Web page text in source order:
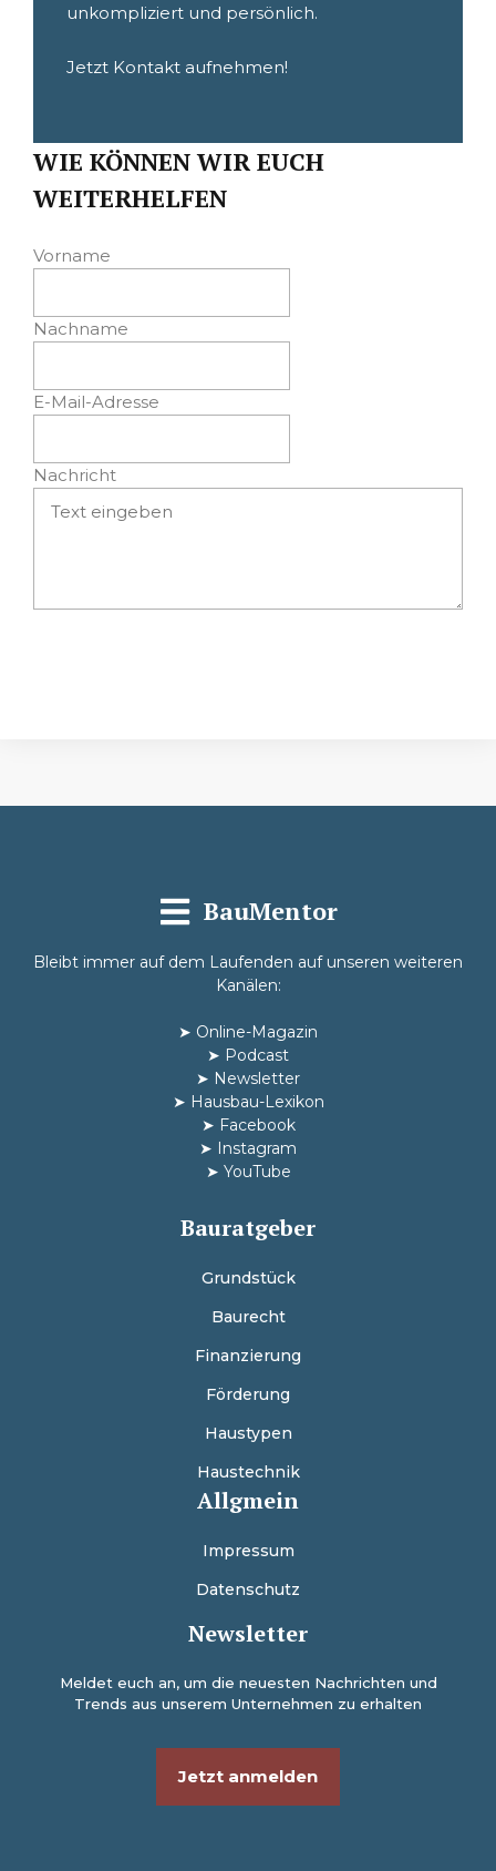
unkompliziert und persönlich.
Jetzt Kontakt aufnehmen!
WIE KÖNNEN WIR EUCH
WEITERHELFEN
Vorname
Nachname
E-Mail-Adresse
Nachricht
BauMentor
Bleibt immer auf dem Laufenden auf unseren weiteren
Kanälen:
➤ Online-Magazin
➤ Podcast
➤ Newsletter
➤ Hausbau-Lexikon
➤ Facebook
➤ Instagram
➤ YouTube
Bauratgeber
Grundstück
Baurecht
Finanzierung
Förderung
Haustypen
Haustechnik
Allgmein
Impressum
Datenschutz
Newsletter
Meldet euch an, um die neuesten Nachrichten und
Trends aus unserem Unternehmen zu erhalten
Jetzt anmelden